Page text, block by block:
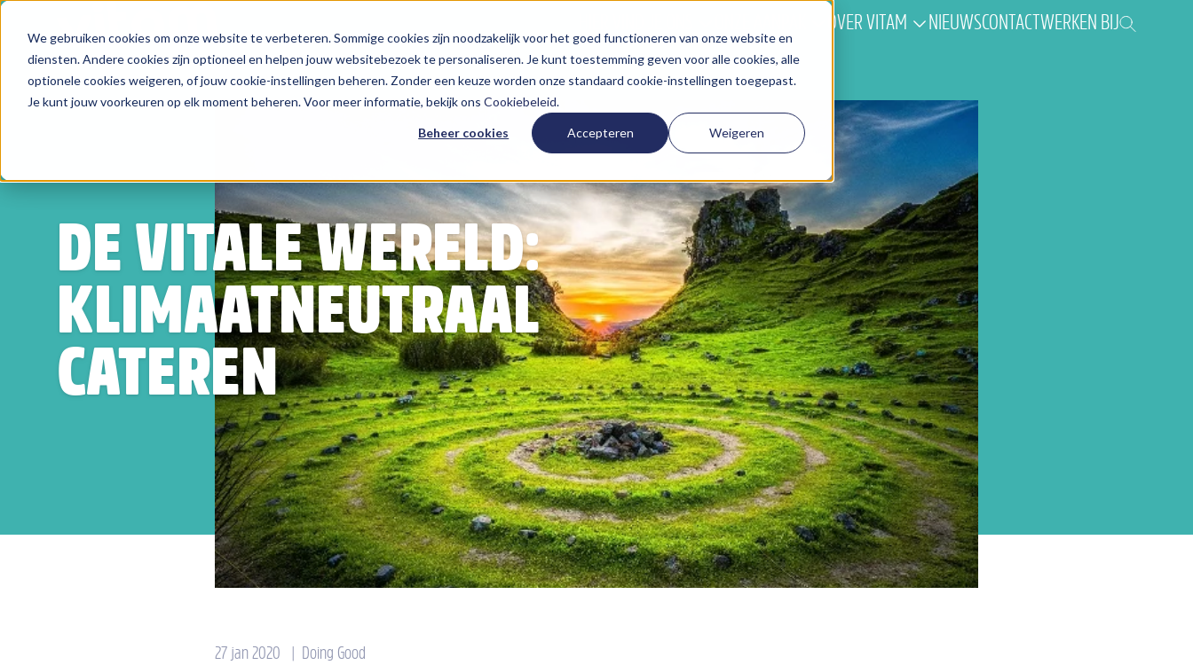
We gebruiken cookies om onze website te verbeteren. Sommige cookies zijn noodzakelijk voor het goed functioneren van onze website en
diensten. Andere cookies zijn optioneel en helpen jouw websitebezoek te personaliseren. Je kunt toestemming geven voor alle cookies, alle
optionele cookies weigeren, of jouw cookie-instellingen beheren. Zonder een keuze worden onze standaard cookie-instellingen toegepast.
Je kunt jouw voorkeuren op elk moment beheren. Voor meer informatie, bekijk ons Cookiebeleid.
Beheer cookies Accepteren Weigeren
OVER VITAM NIEUWSCONTACTWERKEN BIJ
Zoeken
DE VITALE WERELD:
KLIMAATNEUTRAAL
CATEREN
27 jan 2020 | Doing Good